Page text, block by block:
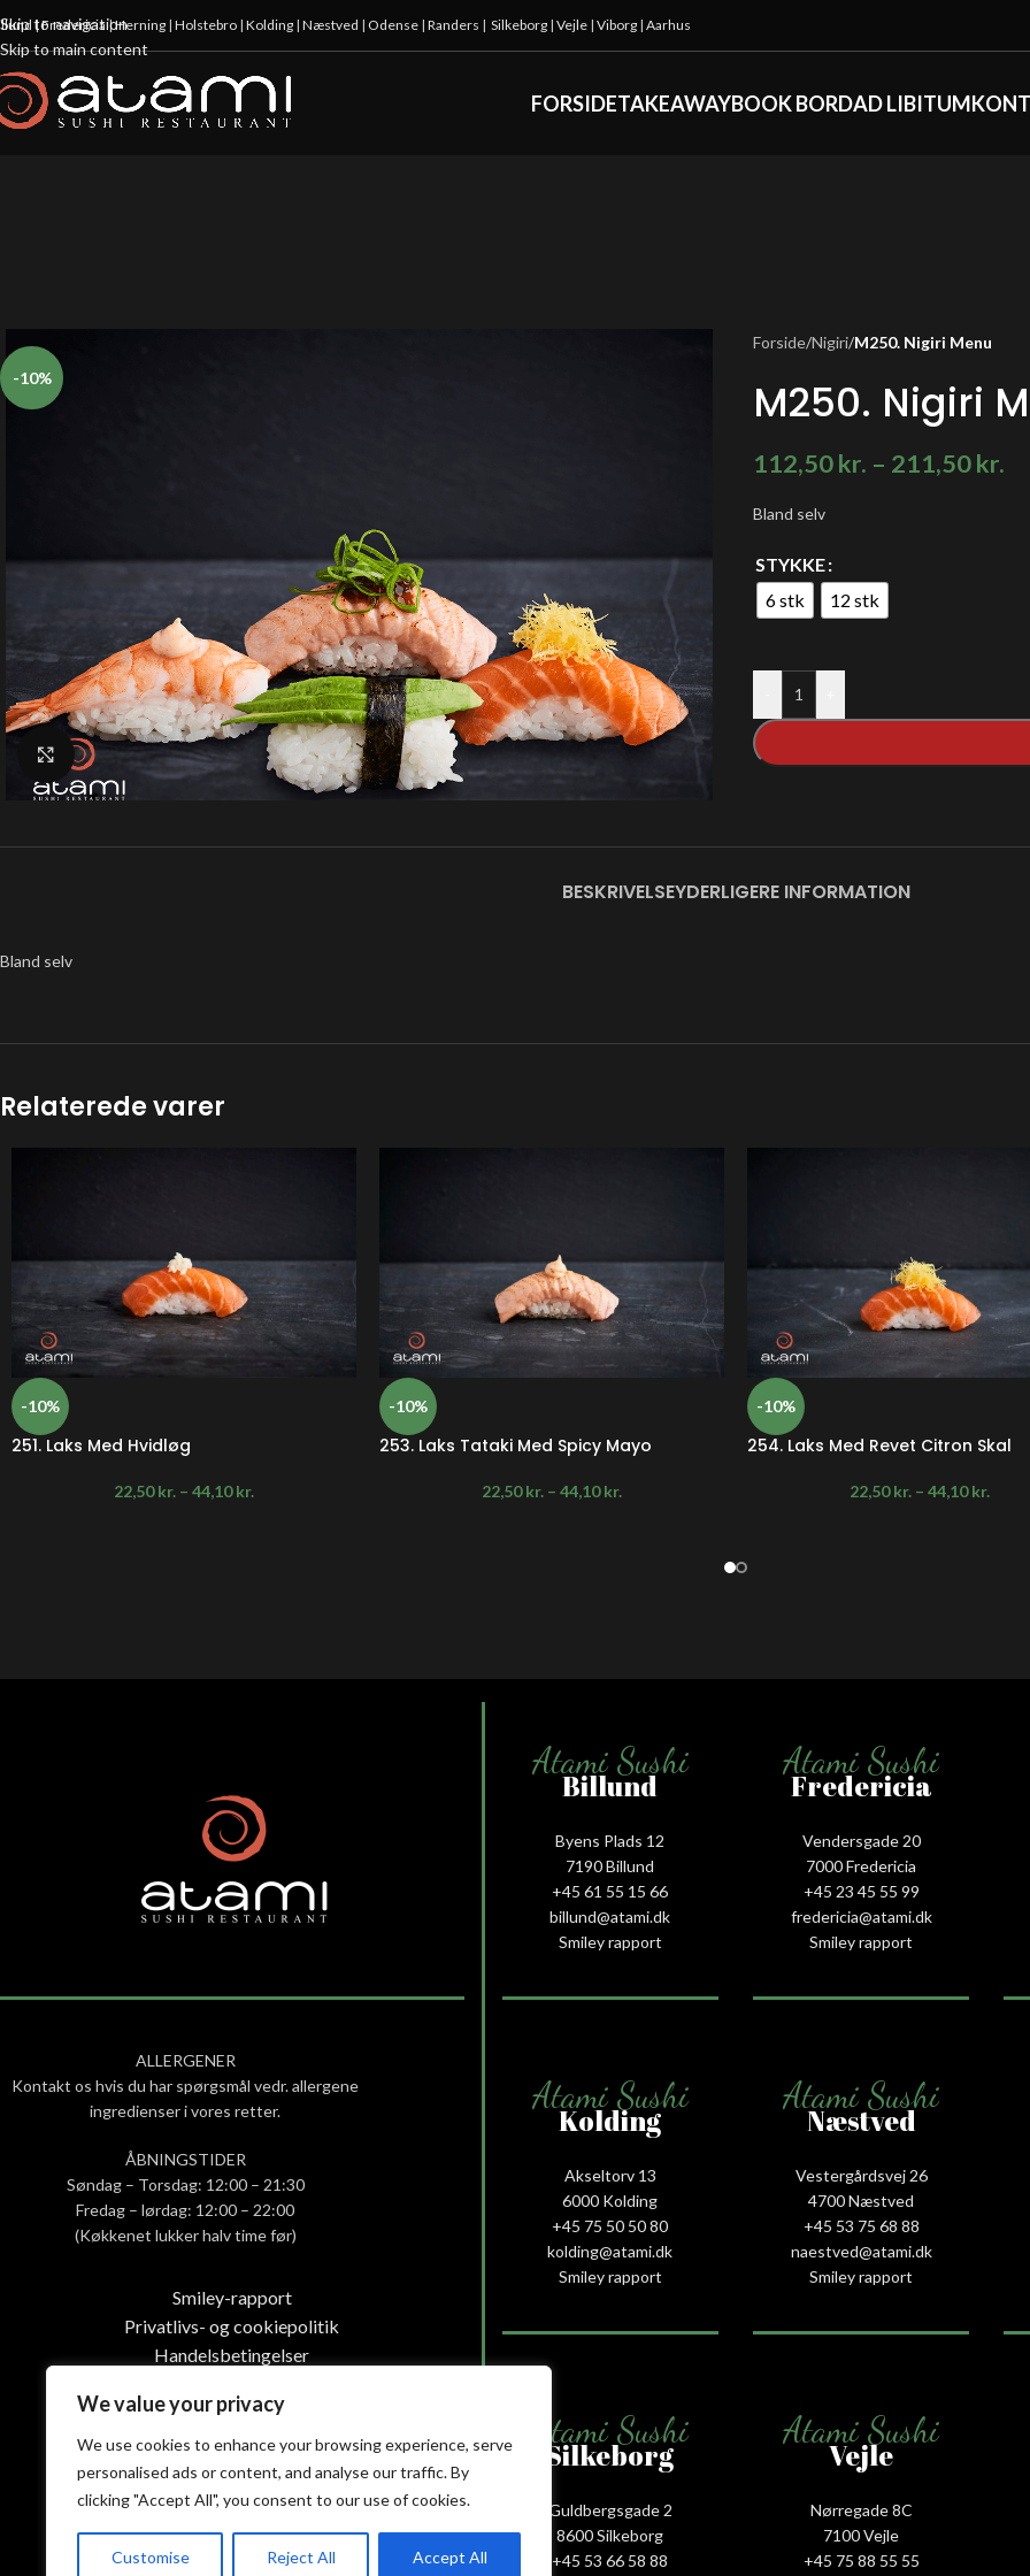
We value your privacy
We use cookies to enhance your browsing experience, serve
personalised ads or content, and analyse our traffic. By
clicking "Accept All", you consent to our use of cookies.
Customise Reject All Accept All
Skip to navigation
Skip to main content
|Fredericia|Herning | Holstebro | Kolding | Næstved | Odense | Randers | Silkeborg | Vejle | Viborg | Aarhus
FORSIDETAKEAWAYBOOK BORDAD LIBITUM
-10%
Klik for at forstørre
Forside/Nigiri/M250. Nigiri Menu
M250. Nigiri
112,50kr. – 211,50kr.
Bland selv
STYKKE
6 stk
12 stk
BESKRIVELSEYDERLIGERE INFORMATION
Bland selv
Relaterede varer
-10%
251. Laks Med Hvidløg
22,50kr. – 44,10kr.
-10%
253. Laks Tataki Med Spicy Mayo
22,50kr. – 44,10kr.
-10%
254. Laks Med Revet Citron Skal
22,50kr. – 44,10kr.
ALLERGENER
Kontakt os hvis du har spørgsmål vedr. allergene
ingredienser i vores retter.
ÅBNINGSTIDER
Søndag – Torsdag: 12:00 – 21:30
Fredag – lørdag: 12:00 – 22:00
(Køkkenet lukker halv time før)
Smiley-rapport
Privatlivs- og cookiepolitik
Handelsbetingelser
Atami Sushi
Billund
Byens Plads 12
7190 Billund
+45 61 55 15 66‬
billund@atami.dk
Smiley rapport
Atami Sushi
Fredericia
Vendersgade 20
7000 Fredericia
+45 23 45 55 99
fredericia@atami.dk
Smiley rapport
Atami Sushi
Kolding
Akseltorv 13
6000 Kolding
+45 75 50 50 80
kolding@atami.dk
Smiley rapport
Atami Sushi
Næstved
Vestergårdsvej 26
4700 Næstved
+45 53 75 68 88
naestved@atami.dk
Smiley rapport
Atami Sushi
Silkeborg
Guldbergsgade 2
8600 Silkeborg
+45 53 66 58 88
Atami Sushi
Vejle
Nørregade 8C
7100 Vejle
+45 75 88 55 55